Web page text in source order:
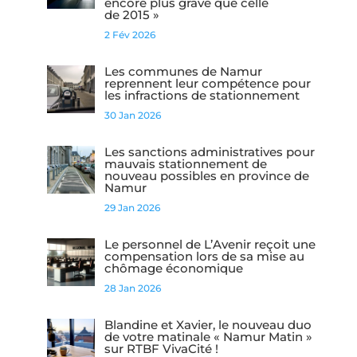
de 2015 »
2 Fév 2026
Les communes de Namur
reprennent leur compétence pour
les infractions de stationnement
30 Jan 2026
Les sanctions administratives pour
mauvais stationnement de
nouveau possibles en province de
Namur
29 Jan 2026
Le personnel de L’Avenir reçoit une
compensation lors de sa mise au
chômage économique
28 Jan 2026
Blandine et Xavier, le nouveau duo
de votre matinale « Namur Matin »
sur RTBF VivaCité !